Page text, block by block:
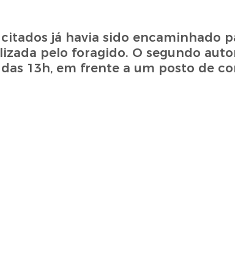
já havia sido encaminhado
pelo foragido. O segundo
13h, em frente a um posto de